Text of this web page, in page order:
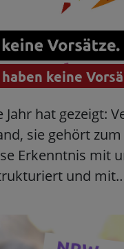
keine
Jahr hat gezeigt:
sie gehört zum
Erkenntnis mit
und